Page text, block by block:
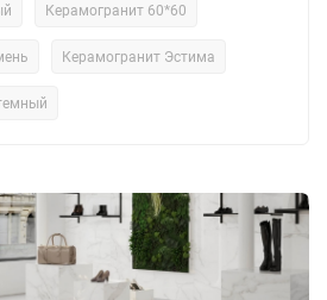
Керамогранит 60*60
Керамогранит Эстима